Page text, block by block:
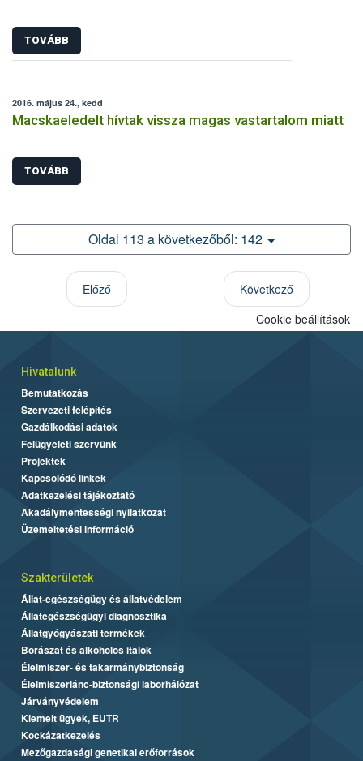
TOVÁBB
2016. május 24., kedd
Macskaeledelt hívtak vissza magas vastartalom miatt
TOVÁBB
Oldal 113 a következőből: 142
Előző
Következő
Cookie beállítások
Hivatalunk
Bemutatkozás
Szervezeti felépítés
Gazdálkodási adatok
Felügyeleti szervünk
Projektek
Kapcsolódó linkek
Adatkezelési tájékoztató
Akadálymentességi nyilatkozat
Üzemeltetési információ
Szakterületek
Állat-egészségügy és állatvédelem
Állategészségügyi diagnosztika
Állatgyógyászati termékek
Borászat és alkoholos italok
Élelmiszer- és takarmánybiztonság
Élelmiszerlánc-biztonsági laborhálózat
Járványvédelem
Kiemelt ügyek, EUTR
Kockázatkezelés
Mezőgazdasági genetikai erőforrások